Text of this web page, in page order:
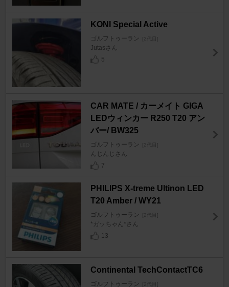
KONI Special Active
ゴルフトゥーラン [2代目]
Jutasさん
5
CAR MATE / カーメイト GIGA
LEDウィンカー R250 T20 アン
バー/ BW325
ゴルフトゥーラン [2代目]
んじんじさん
7
PHILIPS X-treme Ultinon LED
T20 Amber / WY21
ゴルフトゥーラン [2代目]
*ガッちゃん*さん
13
Continental TechContactTC6
ゴルフトゥーラン [2代目]